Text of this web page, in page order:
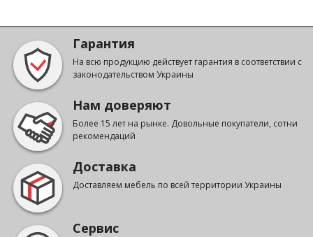
Гарантия
На всю продукцию действует гарантия в соответствии с
законодательством Украины
Нам доверяют
Более 15 лет на рынке. Довольные покупатели, сотни
рекомендаций
Доставка
Доставляем мебель по всей территории Украины
Сервис